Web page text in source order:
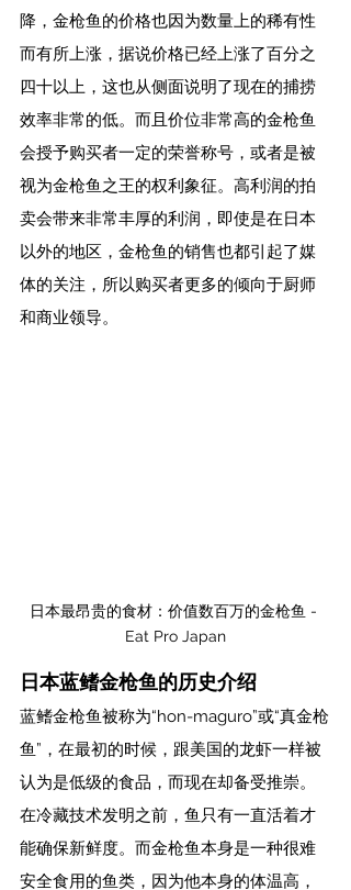
降，金枪鱼的价格也因为数量上的稀有性
而有所上涨，据说价格已经上涨了百分之
四十以上，这也从侧面说明了现在的捕捞
效率非常的低。而且价位非常高的金枪鱼
会授予购买者一定的荣誉称号，或者是被
视为金枪鱼之王的权利象征。高利润的拍
卖会带来非常丰厚的利润，即使是在日本
以外的地区，金枪鱼的销售也都引起了媒
体的关注，所以购买者更多的倾向于厨师
和商业领导。
日本最昂贵的食材：价值数百万的金枪鱼 -
Eat Pro Japan
日本蓝鳍金枪鱼的历史介绍
蓝鳍金枪鱼被称为“hon-maguro”或“真金枪
鱼”，在最初的时候，跟美国的龙虾一样被
认为是低级的食品，而现在却备受推崇。
在冷藏技术发明之前，鱼只有一直活着才
能确保新鲜度。而金枪鱼本身是一种很难
安全食用的鱼类，因为他本身的体温高，